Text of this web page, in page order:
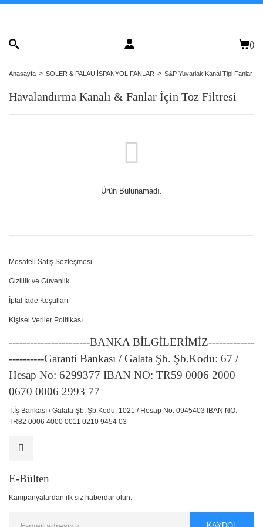
()
Anasayfa SOLER & PALAU İSPANYOL FANLAR S&P Yuvarlak Kanal Tipi Fanlar
Havalandırma Kanalı & Fanlar İçin Toz Filtresi
Ürün Bulunamadı.
Mesafeli Satış Sözleşmesi
Gizlilik ve Güvenlik
İptal İade Koşulları
Kişisel Veriler Politikası
-----------------------BANKA BİLGİLERİMİZ-------------
----------Garanti Bankası / Galata Şb. Şb.Kodu: 67 /
Hesap No: 6299377 IBAN NO: TR59 0006 2000
0670 0006 2993 77
T.İş Bankası / Galata Şb. Şb.Kodu: 1021 / Hesap No: 0945403 IBAN NO:
TR82 0006 4000 0011 0210 9454 03
E-Bülten
Kampanyalardan ilk siz haberdar olun.